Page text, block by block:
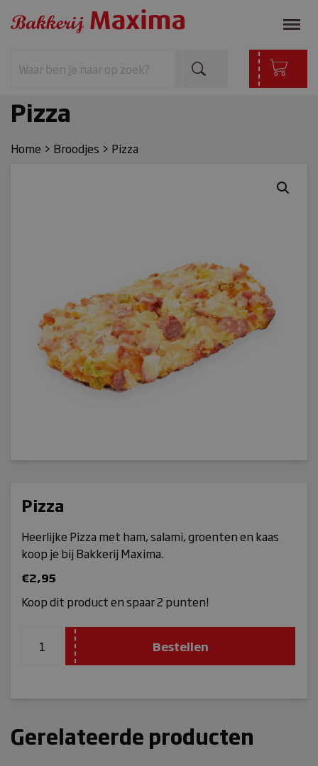
Pizza
Home > Broodjes > Pizza
Pizza
Heerlijke Pizza met ham, salami, groenten en kaas
koop je bij Bakkerij Maxima.
€2,95
Koop dit product en spaar 2 punten!
Bestellen
Gerelateerde producten